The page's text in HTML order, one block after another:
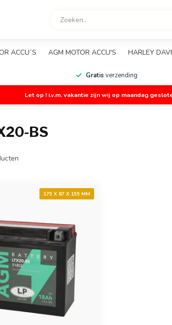
ACCU´S AGM MOTOR ACCU'S HARLEY
Gratis verzending
Let op ! i.v.m. vakantie zijn wij op maandag
BS
175 X 87 X 155 MM